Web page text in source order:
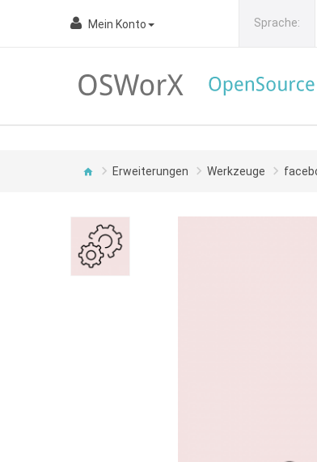
Mein Konto Sprache:
Erweiterungen Werkzeuge